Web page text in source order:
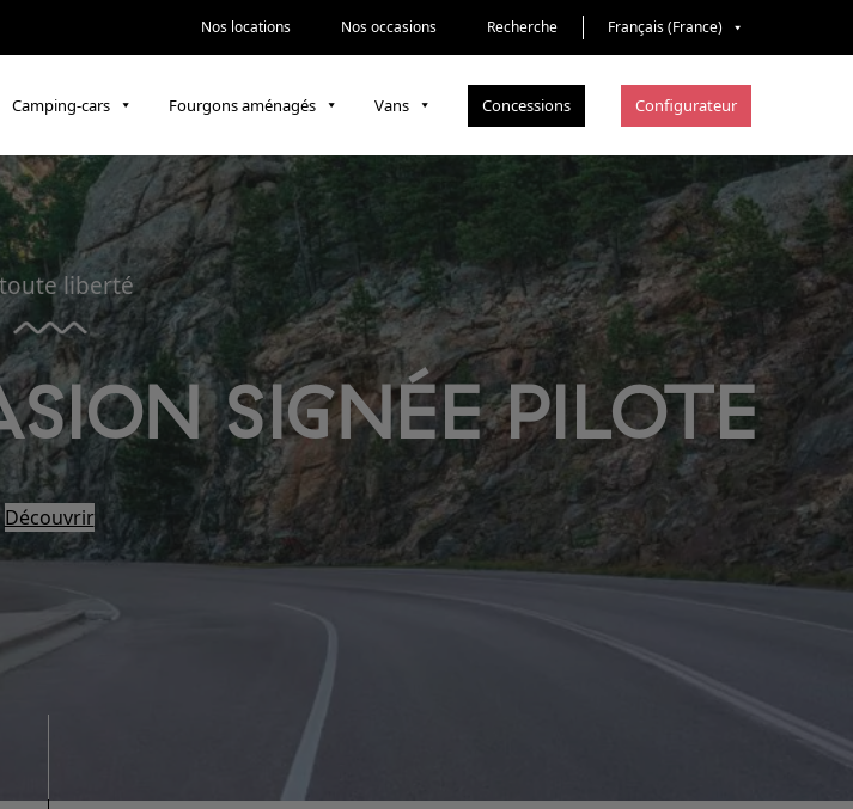
Nos locations Nos occasions Recherche Français (France)
Camping-cars Fourgons aménagés Vans Concessions Configurateur
liberté
SIGNÉE PILOTE
Découvrir